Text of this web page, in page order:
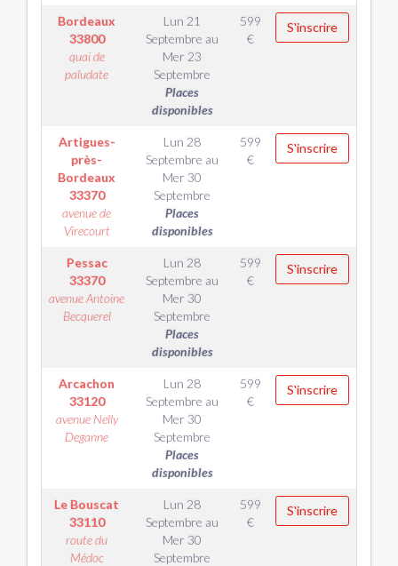
Bordeaux
33800
quai de
paludate
Lun 21
Septembre au
Mer 23
Septembre
Places
disponibles
599
€
S'inscrire
Artigues-
près-
Bordeaux
33370
avenue de
Virecourt
Lun 28
Septembre au
Mer 30
Septembre
Places
disponibles
599
€
S'inscrire
Pessac
33370
avenue Antoine
Becquerel
Lun 28
Septembre au
Mer 30
Septembre
Places
disponibles
599
€
S'inscrire
Arcachon
33120
avenue Nelly
Deganne
Lun 28
Septembre au
Mer 30
Septembre
Places
disponibles
599
€
S'inscrire
Le Bouscat
33110
route du
Médoc
Lun 28
Septembre au
Mer 30
Septembre
599
€
S'inscrire